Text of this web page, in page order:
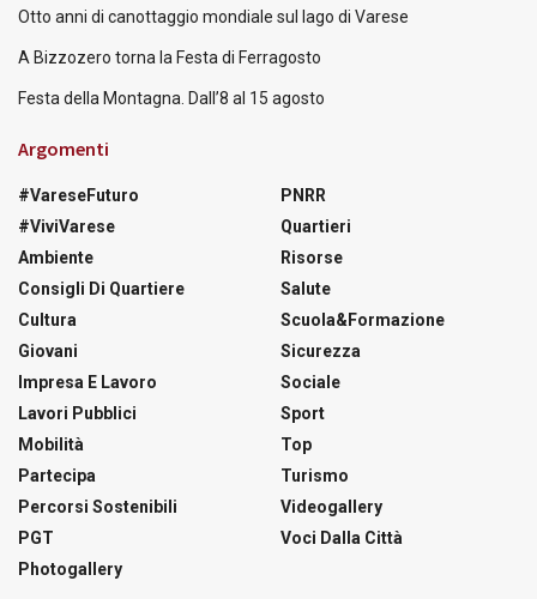
Otto anni di canottaggio mondiale sul lago di Varese
A Bizzozero torna la Festa di Ferragosto
Festa della Montagna. Dall’8 al 15 agosto
Argomenti
#VareseFuturo
#ViviVarese
Ambiente
Consigli Di Quartiere
Cultura
Giovani
Impresa E Lavoro
Lavori Pubblici
Mobilità
Partecipa
Percorsi Sostenibili
PGT
Photogallery
PNRR
Quartieri
Risorse
Salute
Scuola&Formazione
Sicurezza
Sociale
Sport
Top
Turismo
Videogallery
Voci Dalla Città